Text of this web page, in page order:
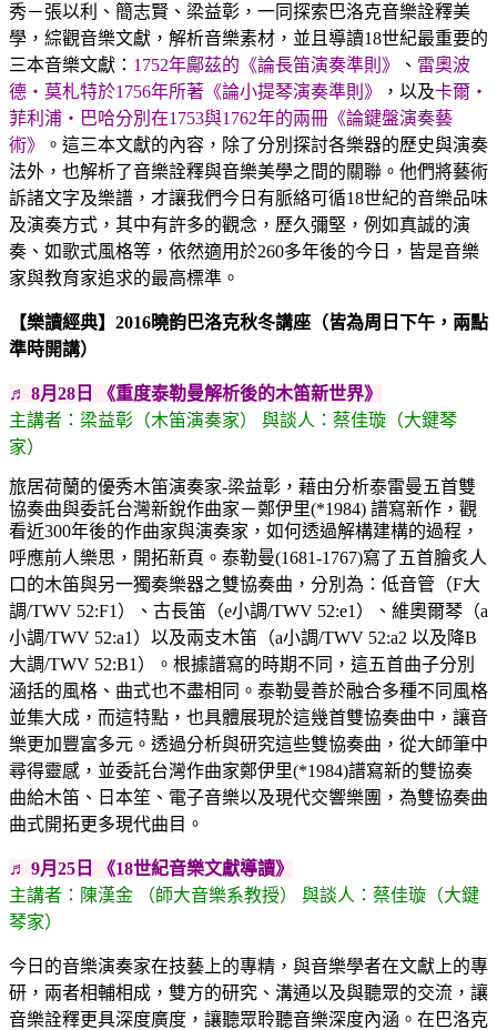
秀－張以利、簡志賢、梁益彰，一同探索巴洛克音樂詮釋美
學，綜觀音樂文獻，解析音樂素材，並且導讀18世紀最重要的
三本音樂文獻： 1752年鄺茲的《論長笛演奏準則》 、 雷奧波
德‧莫札特於1756年所著《論小提琴演奏準則》
，以及卡爾‧
菲利浦‧巴哈分別在1753與1762年的兩冊《論鍵盤演奏藝
術》
。這三本文獻的內容，除了分別探討各樂器的歷史與演奏
法外，也解析了音樂詮釋與音樂美學之間的關聯。他們將藝術
訴諸文字及樂譜，才讓我們今日有脈絡可循18世紀的音樂品味
及演奏方式，其中有許多的觀念，歷久彌堅，例如真誠的演
奏、如歌式風格等，依然適用於260多年後的今日，皆是音樂
家與教育家追求的最高標準。
【樂讀經典】2016曉韵巴洛克秋冬講座（皆為周日下午，兩點
準時開講）
♬ 8月28日 《重度泰勒曼解析後的木笛新世界》
主講者：梁益彰（木笛演奏家） 與談人：蔡佳璇（大鍵琴
家）
旅居荷蘭的優秀木笛演奏家-梁益彰，藉由分析泰雷曼五首雙
協奏曲與委託台灣新銳作曲家－鄭伊里(*1984) 譜寫新作，觀
看近300年後的作曲家與演奏家，如何透過解構建構的過程，
呼應前人樂思，開拓新頁。 泰勒曼(1681-1767)寫了五首膾炙人
口的木笛與另一獨奏樂器之雙協奏曲，分別為：低音管（F大
調/TWV 52:F1）、古長笛（e小調/TWV 52:e1）、維奧爾琴（a
小調/TWV 52:a1）以及兩支木笛（a小調/TWV 52:a2 以及降B
大調/TWV 52:B1）。根據譜寫的時期不同，這五首曲子分別
涵括的風格、曲式也不盡相同。泰勒曼善於融合多種不同風格
並集大成，而這特點，也具體展現於這幾首雙協奏曲中，讓音
樂更加豐富多元。透過分析與研究這些雙協奏曲，從大師筆中
尋得靈感，並委託台灣作曲家鄭伊里(*1984)譜寫新的雙協奏
曲給木笛、日本笙、電子音樂以及現代交響樂團，為雙協奏曲
曲式開拓更多現代曲目。
♬ 9月25日 《18世紀音樂文獻導讀》
主講者：陳漢金 （師大音樂系教授） 與談人：蔡佳璇（大鍵
琴家）
今日的音樂演奏家在技藝上的專精，與音樂學者在文獻上的專
研，兩者相輔相成，雙方的研究、溝通以及與聽眾的交流，讓
音樂詮釋更具深度廣度，讓聽眾聆聽音樂深度內涵。在巴洛克